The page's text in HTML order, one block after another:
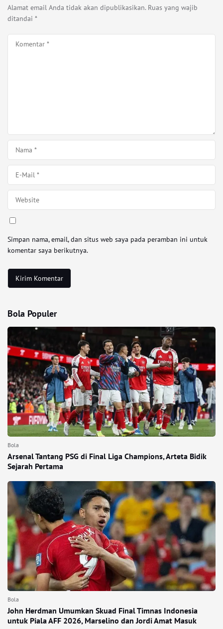
Alamat email Anda tidak akan dipublikasikan. Ruas yang wajib
ditandai *
Simpan nama, email, dan situs web saya pada peramban ini untuk
komentar saya berikutnya.
Bola Populer
Bola
Arsenal Tantang PSG di Final Liga Champions, Arteta Bidik
Sejarah Pertama
Bola
John Herdman Umumkan Skuad Final Timnas Indonesia
untuk Piala AFF 2026, Marselino dan Jordi Amat Masuk